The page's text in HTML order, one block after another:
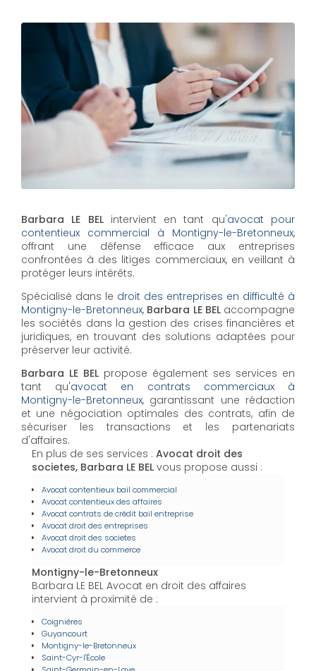
Barbara LE BELintervient en tant qu'avocat pour
contentieux commercial à Montigny-le-Bretonneux,
offrant une défense efficace aux entreprises
confrontées à des litiges commerciaux, en veillant à
protéger leurs intérêts.
Spécialisé dans le droit des entreprises en difficulté à
Montigny-le-Bretonneux, Barbara LE BELaccompagne
les sociétés dans la gestion des crises financières et
juridiques, en trouvant des solutions adaptées pour
préserver leur activité.
Barbara LE BEL propose également ses services en
tant qu'avocat en contrats commerciaux à
Montigny-le-Bretonneux, garantissant une rédaction
et une négociation optimales des contrats, afin de
sécuriser les transactions et les partenariats
d'affaires.
En plus de ses services : Avocat droit des
societes, Barbara LE BEL vous propose aussi :
Avocat contentieux bail commercial
Avocat contentieux des affaires
Avocat contrats de crédit bail entreprise
Avocat droit des entreprises
Avocat droit des societes
Avocat droit du commerce
Montigny-le-Bretonneux
Barbara LE BEL Avocat en droit des affaires
intervient à proximité de :
Coignières
Guyancourt
Montigny-le-Bretonneux
Saint-Cyr-l'École